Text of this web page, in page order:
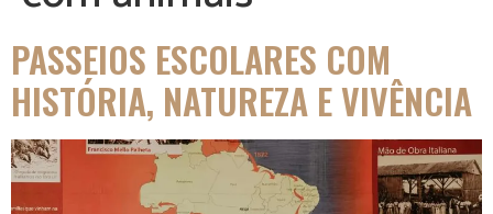
PASSEIOS ESCOLARES COM
HISTÓRIA, NATUREZA E VIVÊNCIA